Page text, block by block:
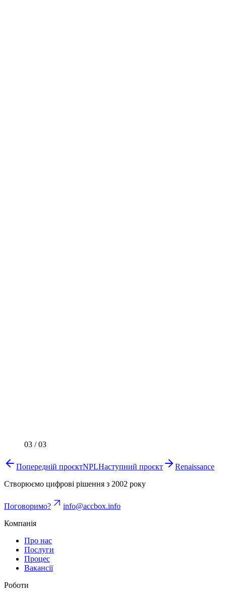
03 / 03
Попередній проєктNPLНаступний проєкт
Renaissance
Створюємо цифрові рішення з 2002 року
Поговоримо?
info@accbox.info
Компанія
Про нас
Послуги
Процес
Вакансії
Роботи